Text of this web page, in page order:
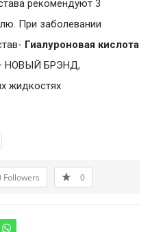
рекомендуют 3
При заболевании
Гиалуроновая кислота
НОВЫЙ БРЭНД,
жидкостях
Followers 0